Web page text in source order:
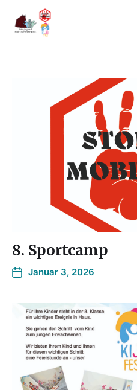
8. Sportcamp
Januar 3, 2026